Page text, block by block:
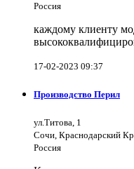
Россия
каждому клиенту
17-02-2023 09:37
Производство Перил
ул.Титова, 1
Сочи, Краснодарский
Россия